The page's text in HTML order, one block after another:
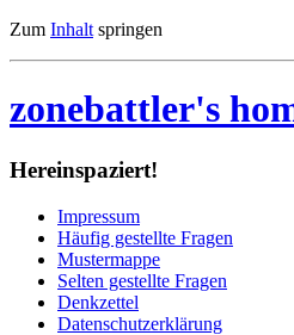
Zum Inhalt springen
zonebattler's
Her­ein­spa­ziert!
Im­pres­sum
Häu­fig ge­stell­te Fra­gen
Mu­ster­map­pe
Sel­ten ge­stell­te Fra­gen
Denk­zet­tel
Da­ten­schutz­er­klä­rung